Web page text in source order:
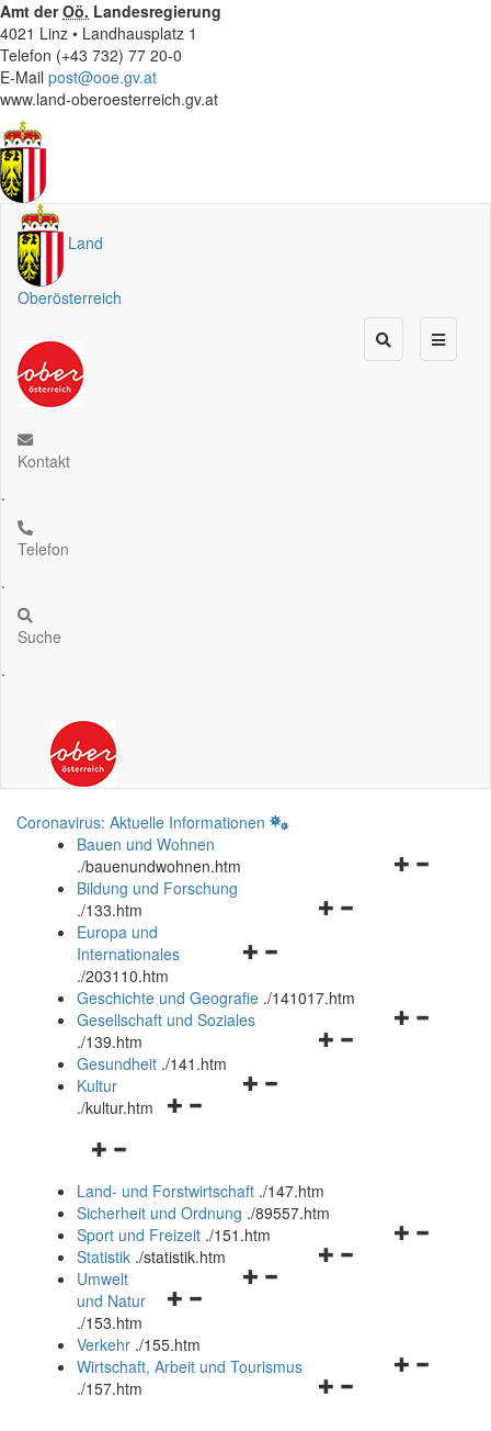
Amt derOö. Landesregierung
4021 Linz • Landhausplatz 1
Telefon (+43 732) 77 20-0
E-Mail post@ooe.gv.at
www.land-oberoesterreich.gv.at
Land
Oberösterreich
Kontakt
.
Telefon
.
Suche
.
Coronavirus: Aktuelle Informationen
Bauen und Wohnen
./bauenundwohnen.htm
Navigationsmenü
Bildung und Forschung
./133.htm
Navigationsmenü
und
schließen
Europa und
Internationales
./203110.htm
Geschichte und Geografie ./141017.htm
Navigationsmenü
Gesellschaft und Soziales
./139.htm
Navigationsmenü
Gesundheit ./141.htm
Navigationsmenü
Kultur
./kultur.htm
Navigationsmenü
und
schließen
Land- und Forstwirtschaft ./147.htm
Sicherheit und Ordnung ./89557.htm
Navigationsmenü
Sport und Freizeit ./151.htm
Navigationsmenü
Statistik ./statistik.htm
Navigationsmenü
und
schließen
Umwelt
und Natur
./153.htm
Verkehr ./155.htm
Navigationsmenü
Wirtschaft, Arbeit und Tourismus
./157.htm